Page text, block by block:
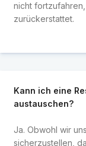
nicht
zurückerstattet.
Kann ich eine
austauschen?
Ja. Obwohl wir
sicherzustellen,